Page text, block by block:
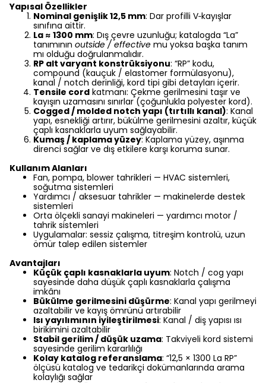
Yapısal Özellikler
Nominal genişlik 12,5 mm: Dar profilli V‑kayışlar
sınıfına aittir.
La ≈ 1300 mm: Dış çevre uzunluğu; katalogda “La”
tanımının outside / effective mu yoksa başka tanım
mı olduğu doğrulanmalıdır.
RP alt varyant konstrüksiyonu: “RP” kodu,
compound (kauçuk / elastomer formülasyonu),
kanal / notch derinliği, kord tipi gibi detayları içerir.
Tensile cord katmanı: Çekme gerilmesini taşır ve
kayışın uzamasını sınırlar (çoğunlukla polyester kord).
Cogged / molded notch yapı (tırtıllı kanal): Kanal
yapı, esnekliği artırır, bükülme gerilmesini azaltır, küçük
çaplı kasnaklarla uyum sağlayabilir.
Kumaş / kaplama yüzey: Kaplama yüzey, aşınma
direnci sağlar ve dış etkilere karşı koruma sunar.
Kullanım Alanları
Fan, pompa, blower tahrikleri — HVAC sistemleri,
soğutma sistemleri
Yardımcı / aksesuar tahrikler — makinelerde destek
sistemleri
Orta ölçekli sanayi makineleri — yardımcı motor /
tahrik sistemleri
Uygulamalar: sessiz çalışma, titreşim kontrolü, uzun
ömür talep edilen sistemler
Avantajları
Küçük çaplı kasnaklarla uyum: Notch / cog yapı
sayesinde daha düşük çaplı kasnaklarla çalışma
imkânı
Bükülme gerilmesini düşürme: Kanal yapı gerilmeyi
azaltabilir ve kayış ömrünü artırabilir
Isı yayılımının iyileştirilmesi: Kanal / diş yapısı ısı
birikimini azaltabilir
Stabil gerilim / düşük uzama: Takviyeli kord sistemi
sayesinde gerilim kararlılığı
Kolay katalog referanslama: “12,5 × 1300 La RP”
ölçüsü katalog ve tedarikçi dokümanlarında arama
kolaylığı sağlar